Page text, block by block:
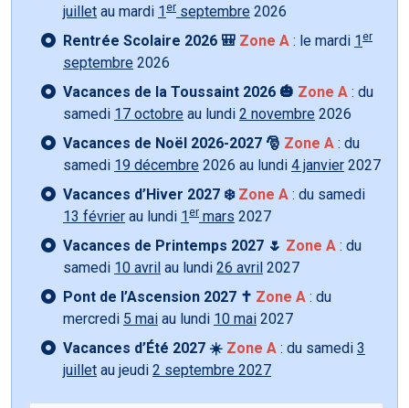
juillet au mardi 1 er septembre 2026
Rentrée Scolaire 2026 🎒 Zone A : le mardi 1 er
septembre 2026
Vacances de la Toussaint 2026 🎃 Zone A : du
samedi 17 octobre au lundi 2 novembre 2026
Vacances de Noël 2026-2027 🎅 Zone A : du
samedi 19 décembre 2026 au lundi 4 janvier 2027
Vacances d’Hiver 2027 ❄️ Zone A : du samedi
13 février au lundi 1 er mars 2027
Vacances de Printemps 2027 🌷 Zone A : du
samedi 10 avril au lundi 26 avril 2027
Pont de l’Ascension 2027 ✝️ Zone A : du
mercredi 5 mai au lundi 10 mai 2027
Vacances d’Été 2027 ☀️ Zone A : du samedi 3
juillet au jeudi 2 septembre 2027